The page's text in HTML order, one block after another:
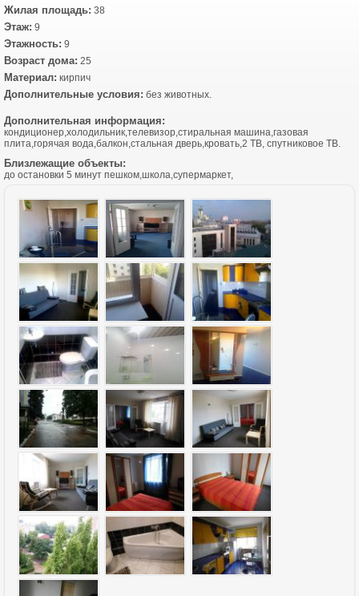
Жилая площадь: 38
Этаж: 9
Этажность: 9
Возраст дома: 25
Материал: кирпич
Дополнительные условия: без животных.
Дополнительная информация:
кондиционер,холодильник,телевизор,стиральная машина,газовая
плита,горячая вода,балкон,стальная дверь,кровать,2 ТВ, спутниковое ТВ.
Близлежащие объекты:
до остановки 5 минут пешком,школа,супермаркет,